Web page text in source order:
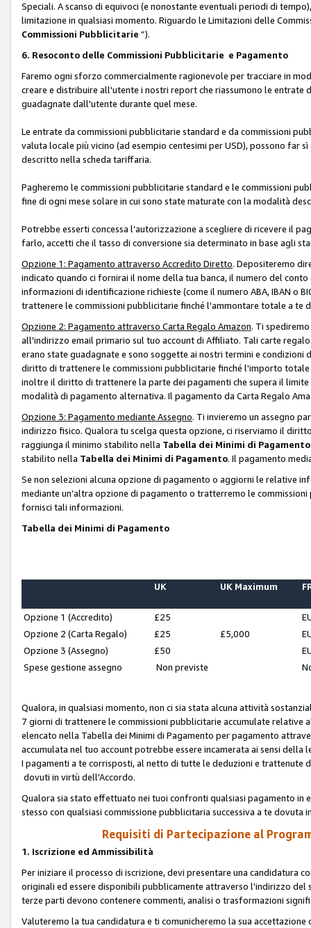
Speciali. A scanso di equivoci (e nonostante eventuali periodi di
limitazione in qualsiasi momento. Riguardo le Limitazioni delle
Commissioni Pubblicitarie ”).
6. Resoconto delle Commissioni Pubblicitarie e Pagamento
Faremo ogni sforzo commercialmente ragionevole per tracciare in
creare e distribuire all'utente i nostri report che riassumono le
guadagnate dall'utente durante quel mese.
Le entrate da commissioni pubblicitarie standard e da commissioni
valuta locale più vicino (ad esempio centesimi per USD), possono far
descritto nella scheda tariffaria.
Pagheremo le commissioni pubblicitarie standard e le commissioni
fine di ogni mese solare in cui sono state maturate con la modalità
Potrebbe esserti concessa l’autorizzazione a scegliere di ricevere il
farlo, accetti che il tasso di conversione sia determinato in base agli
Opzione 1: Pagamento attraverso Accredito Diretto. Depositeremo
indicato quando ci fornirai il nome della tua banca, il numero del
informazioni di identificazione richieste (come il numero ABA, IBAN o
trattenere le commissioni pubblicitarie finché l'ammontare totale a
Opzione 2: Pagamento attraverso Carta Regalo Amazon. Ti
all'indirizzo email primario sul tuo account di Affiliato. Tali carte
erano state guadagnate e sono soggette ai nostri termini e
diritto di trattenere le commissioni pubblicitarie finché l'importo
inoltre il diritto di trattenere la parte dei pagamenti che supera il
modalità di pagamento alternativa. Il pagamento da Carta Regalo
Opzione 3: Pagamento mediante Assegno. Ti invieremo un assegno
indirizzo fisico. Qualora tu scelga questa opzione, ci riserviamo il
raggiunga il minimo stabilito nella Tabella dei Minimi di Pagamento
stabilito nella Tabella dei Minimi di Pagamento. Il pagamento
Se non selezioni alcuna opzione di pagamento o aggiorni le relative
mediante un’altra opzione di pagamento o tratterremo le
fornisci tali informazioni.
Tabella dei Minimi di Pagamento
UK UK Maximum
Opzione 1 (Accredito) £25
Opzione 2 (Carta Regalo)
£25 £5,000
Opzione 3 (Assegno)
£50
Spese gestione assegno
Non previste
Qualora, in qualsiasi momento, non ci sia stata alcuna attività
7 giorni di trattenere le commissioni pubblicitarie accumulate
elencato nella Tabella dei Minimi di Pagamento per pagamento
accumulata nel tuo account potrebbe essere incamerata ai sensi
I pagamenti a te corrisposti, al netto di tutte le deduzioni e trattenute
dovuti in virtù dell'Accordo.
Qualora sia stato effettuato nei tuoi confronti qualsiasi pagamento in
stesso con qualsiasi commissione pubblicitaria successiva a te dovuta
Requisiti di Partecipazione al
1. Iscrizione ed Ammissibilità
Per iniziare il processo di iscrizione, devi presentare una candidatura
originali ed essere disponibili pubblicamente attraverso l'indirizzo
terze parti devono contenere commenti, analisi o trasformazioni
Valuteremo la tua candidatura e ti comunicheremo la sua